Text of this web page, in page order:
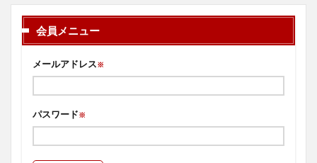
会員メニュー
メールアドレス※
パスワード※